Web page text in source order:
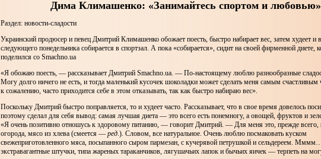
Дима Климашенко: «Занимайтесь спортом и любовью»
Раздел: новости-сладости
Украинский продюсер и певец Дмитрий Климашенко обожает поесть, быстро набирает вес, затем худеет и
следующего понедельника собирается в спортзал. А пока «собирается», сидит на своей фирменной диете,
поделился со Smachno.ua
«Я обожаю поесть, — рассказывает Дмитрий Smachno.ua. — По-настоящему люблю разнообразные
Могу долго ничего не есть, и тогда маленький кусочек шоколадки может сделать меня самым
к сожалению, часто приходится себе в этом отказывать, так как быстро набираю вес».
Поскольку Дмитрий быстро поправляется, то и худеет часто. Рассказывает, что в свое время довелось
поэтому сделал для себя вывод: самая лучшая диета — это всего есть понемногу, а овощей, фруктов и
«Я очень позитивно отношусь к здоровому питанию, — говорит Дмитрий. — Для меня это, прежде всего,
огорода, мясо из хлева (смеется — ред.). Словом, все натуральное. Очень люблю посмаковать куском
свежеприготовленного мяса, посыпанного сыром пармезан, с кучерявой петрушкой и сельдереем.
экстравагантные штучки, типа жареных тараканчиков, лягушачьих лапок и бычьих яичек — терпеть на